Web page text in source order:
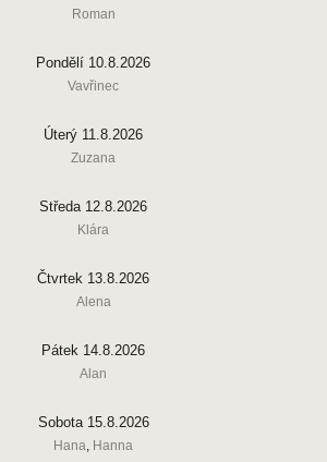
Roman
Pondělí 10.8.2026
Vavřinec
Úterý 11.8.2026
Zuzana
Středa 12.8.2026
Klára
Čtvrtek 13.8.2026
Alena
Pátek 14.8.2026
Alan
Sobota 15.8.2026
Hana, Hanna